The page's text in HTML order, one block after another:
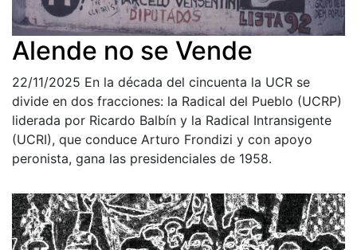
Alende no se Vende
22/11/2025 En la década del cincuenta la UCR se
divide en dos fracciones: la Radical del Pueblo (UCRP)
liderada por Ricardo Balbín y la Radical Intransigente
(UCRI), que conduce Arturo Frondizi y con apoyo
peronista, gana las presidenciales de 1958.